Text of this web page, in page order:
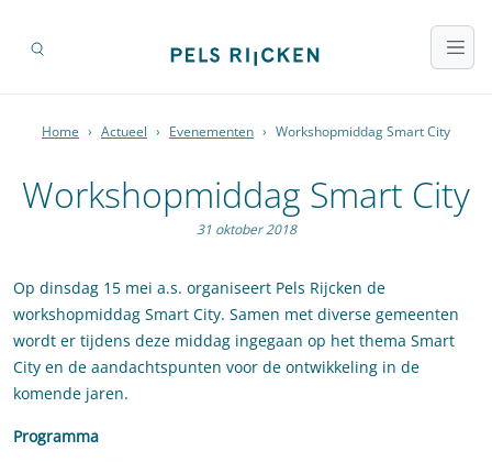
Home › Actueel › Evenementen › Workshopmiddag Smart City
Workshopmiddag Smart City
31 oktober 2018
Op dinsdag 15 mei a.s. organiseert Pels Rijcken de
workshopmiddag Smart City. Samen met diverse gemeenten
wordt er tijdens deze middag ingegaan op het thema Smart
City en de aandachtspunten voor de ontwikkeling in de
komende jaren.
Programma